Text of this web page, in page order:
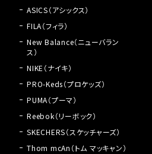
ASICS（アシックス）
FILA（フィラ）
New Balance（ニューバラン
ス）
NIKE（ナイキ）
PRO-Keds（プロケッズ）
PUMA（プーマ）
Reebok（リーボック）
SKECHERS（スケッチャーズ）
Thom mcAn（トム マッキャン）